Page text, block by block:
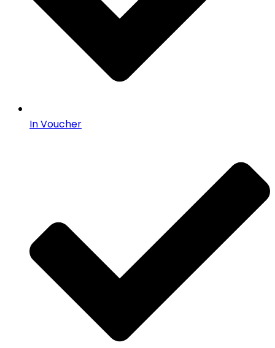
In Voucher